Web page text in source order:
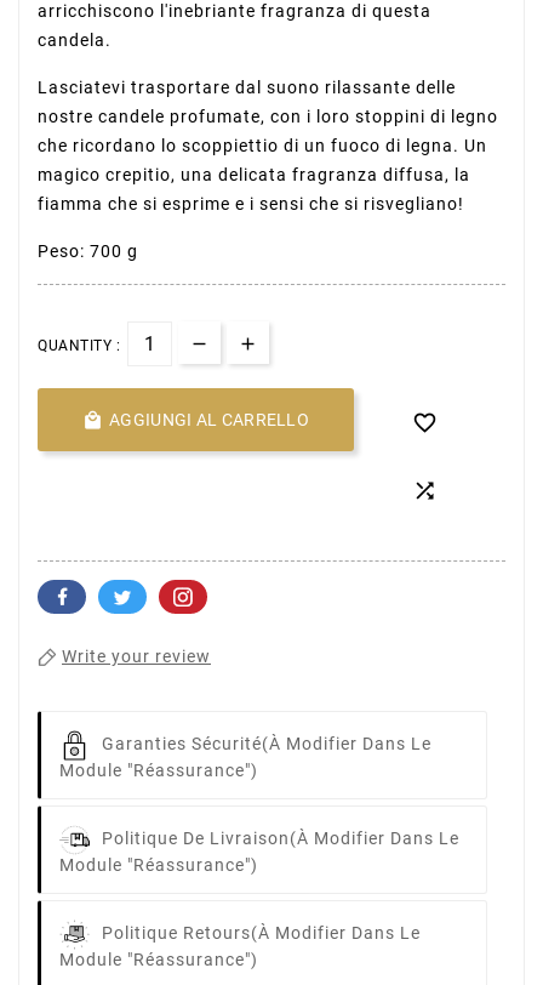
arricchiscono l'inebriante fragranza di questa
candela.
Lasciatevi trasportare dal suono rilassante delle
nostre candele profumate, con i loro stoppini di legno
che ricordano lo scoppiettio di un fuoco di legna. Un
magico crepitio, una delicata fragranza diffusa, la
fiamma che si esprime e i sensi che si risvegliano!
Peso: 700 g
QUANTITY :
 AGGIUNGI AL CARRELLO 

Write your review
Garanties Sécurité(à Modifier Dans Le
Module "Réassurance")
Politique De Livraison(à Modifier Dans Le
Module "Réassurance")
Politique Retours(à Modifier Dans Le
Module "Réassurance")